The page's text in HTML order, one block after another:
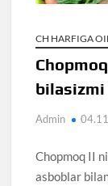
CH HARFIGA
bilasizmi
Admin
Chopmoq II
asboblar